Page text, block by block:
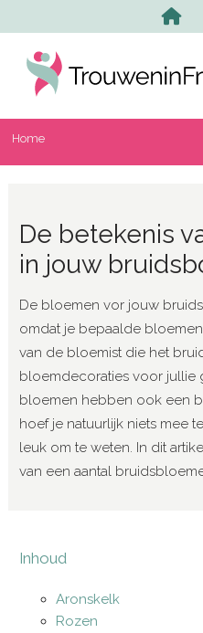
Home
De betekenis
in jouw
De bloemen vor jouw
omdat je bepaalde
van de bloemist die het
bloemdecoraties voor jullie
bloemen hebben ook een
hoef je natuurlijk niets mee
leuk om te weten. In dit
van een aantal
Inhoud
Aronskelk
Rozen